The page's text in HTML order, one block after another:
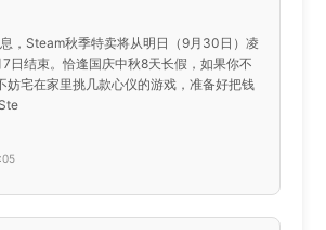
，Steam秋季特卖将从明日（9月30日）凌
7日结束。恰逢国庆中秋8天长假，如果你不
妨宅在家里挑几款心仪的游戏，准备好把钱